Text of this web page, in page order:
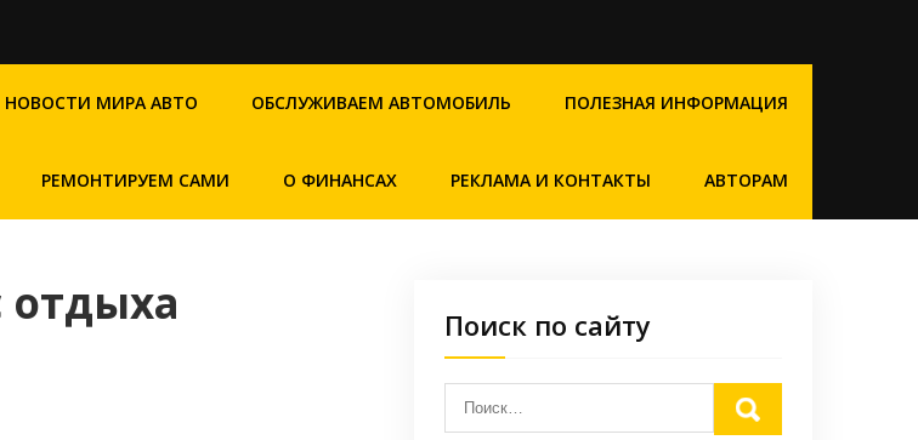
НОВОСТИ МИРА АВТО ОБСЛУЖИВАЕМ АВТОМОБИЛЬ ПОЛЕЗНАЯ ИНФОРМАЦИЯ
РЕМОНТИРУЕМ САМИ О ФИНАНСАХ РЕКЛАМА И КОНТАКТЫ АВТОРАМ
отдыха Поиск по сайту